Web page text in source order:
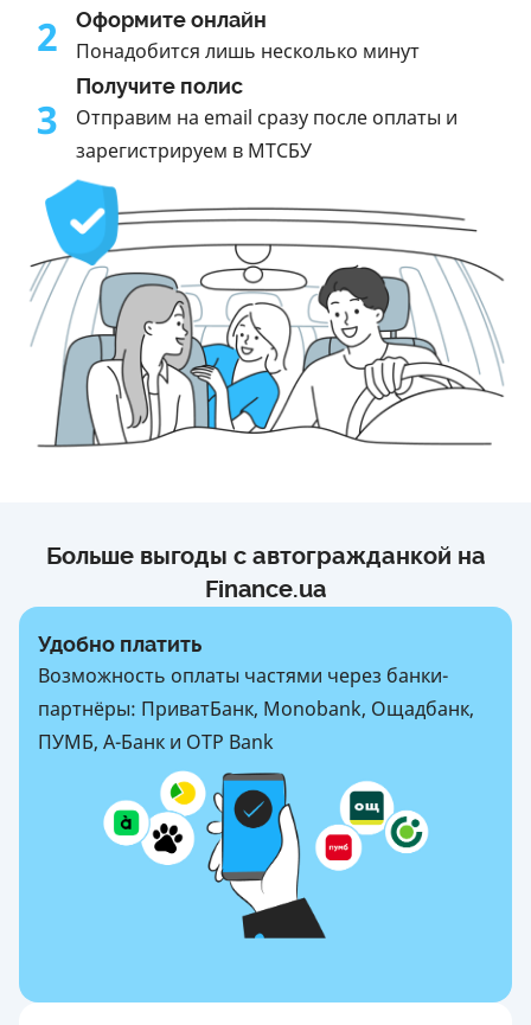
2 Оформите онлайн
Понадобится лишь несколько минут
3
Получите полис
Отправим на email сразу после оплаты и
зарегистрируем в МТСБУ
Больше выгоды с автогражданкой на
Finance.ua
Удобно платить
Возможность оплаты частями через банки-
партнёры: ПриватБанк, Monobank, Ощадбанк,
ПУМБ, А-Банк и OTP Bank